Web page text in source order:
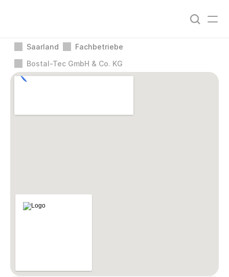
Saarland
Fachbetriebe
Bostal-Tec GmbH & Co. KG